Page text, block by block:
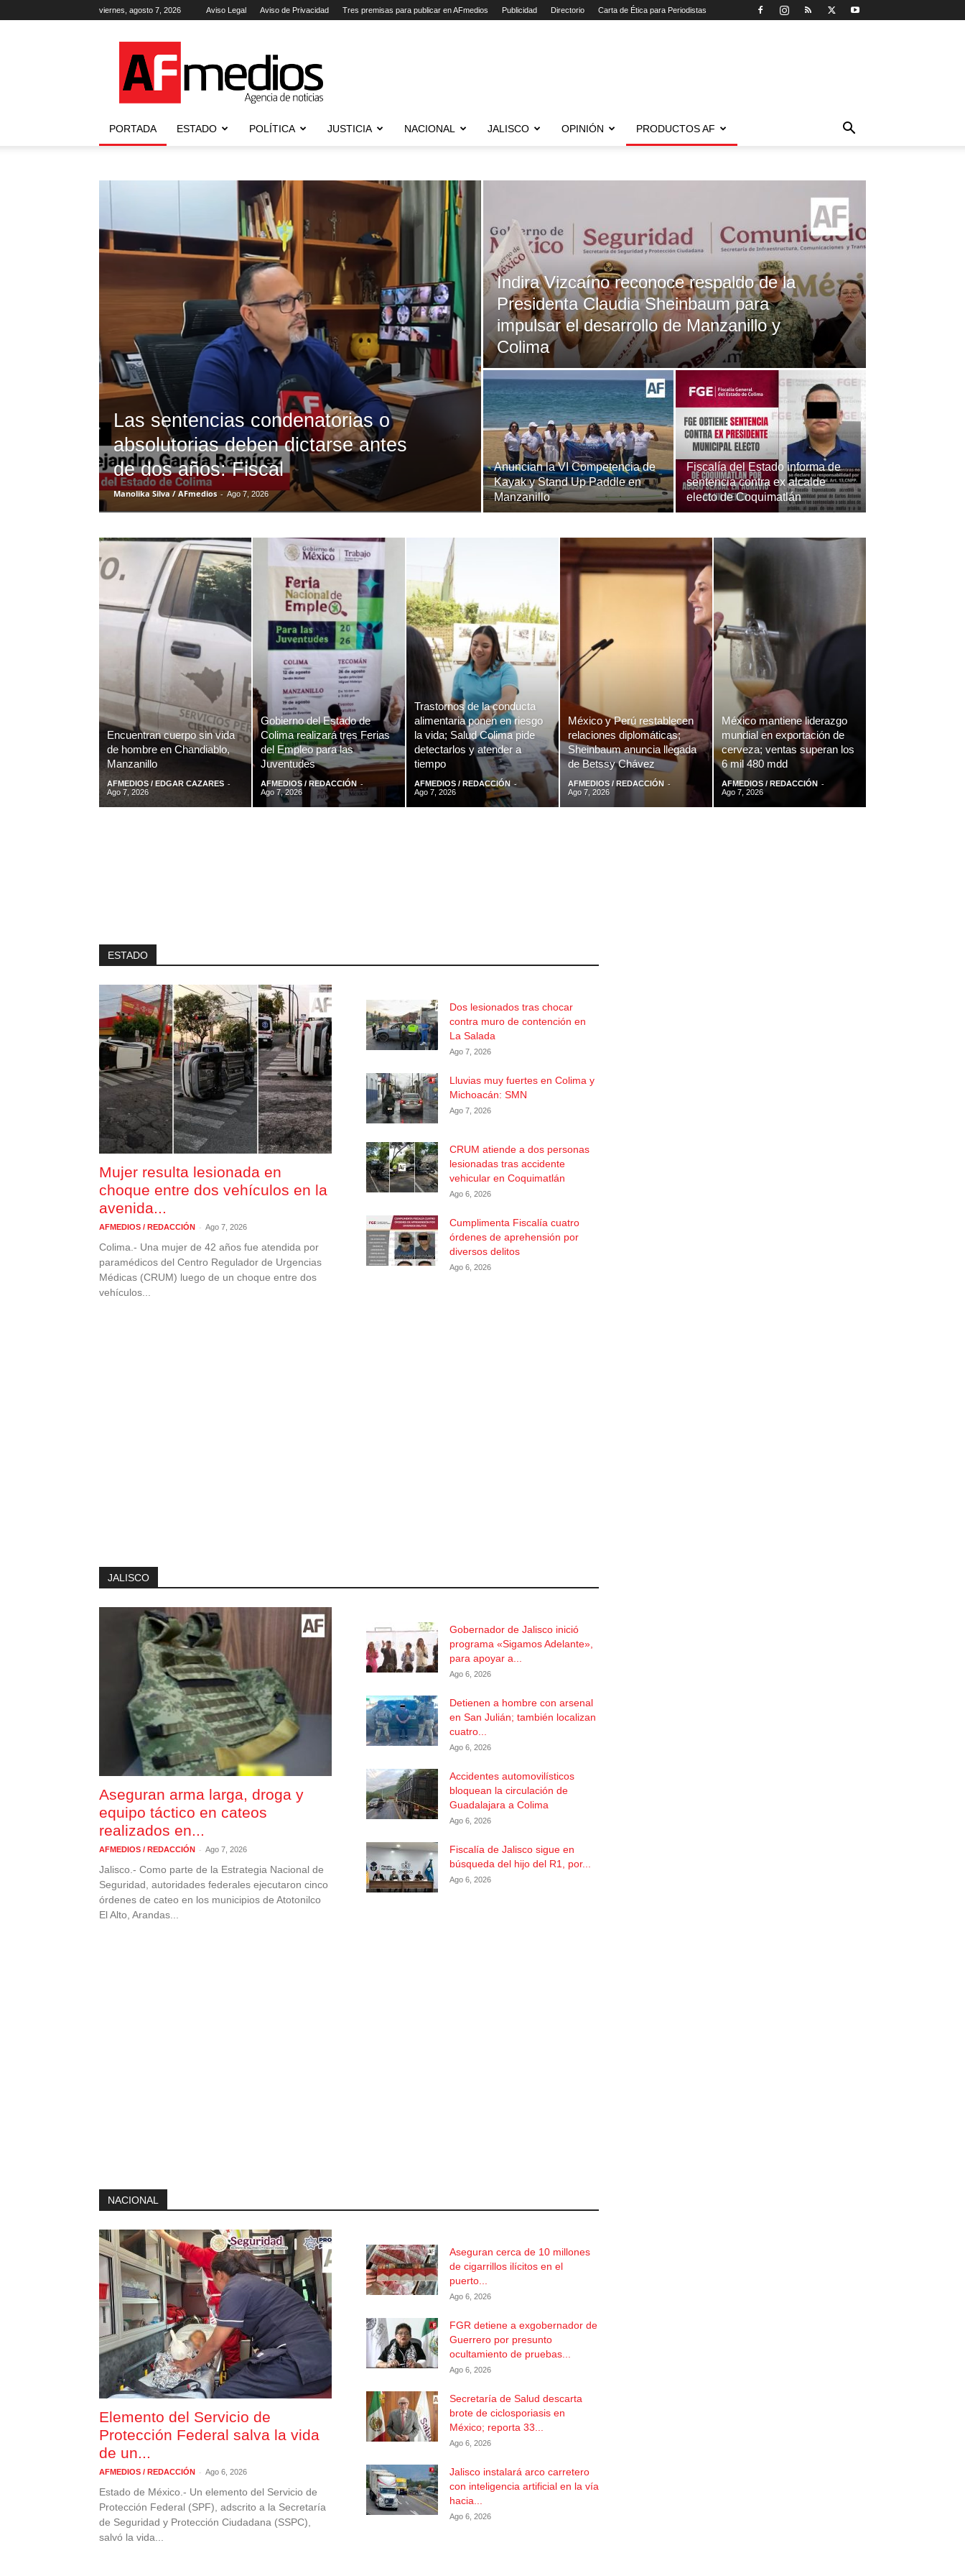
viernes, agosto 7, 2026 Aviso Legal Aviso de Privacidad Tres premisas para publicar en AFmedios Publicidad Directorio Carta de Ética para Periodistas
Agencia
de
Noticias
PORTADA
ESTADO POLÍTICA JUSTICIA NACIONAL JALISCO OPINIÓN PRODUCTOS AF
Las sentencias condenatorias o
absolutorias deben dictarse antes
de dos años: Fiscal
Manolika Silva / AFmedios - Ago 7, 2026
Indira Vizcaíno reconoce respaldo de la
Presidenta Claudia Sheinbaum para
impulsar el desarrollo de Manzanillo y
Colima
Anuncian la VI Competencia de
Kayak y Stand Up Paddle en
Manzanillo
Fiscalía del Estado informa de
sentencia contra ex alcalde
electo de Coquimatlán
Encuentran cuerpo sin vida
de hombre en Chandiablo,
Manzanillo
AFMEDIOS / EDGAR CAZARES -
Ago 7, 2026
Gobierno del Estado de
Colima realizará tres Ferias
del Empleo para las
Juventudes
AFMEDIOS / REDACCIÓN -
Ago 7, 2026
Trastornos de la conducta
alimentaria ponen en riesgo
la vida; Salud Colima pide
detectarlos y atender a
tiempo
AFMEDIOS / REDACCIÓN -
Ago 7, 2026
México y Perú restablecen
relaciones diplomáticas;
Sheinbaum anuncia llegada
de Betssy Chávez
AFMEDIOS / REDACCIÓN -
Ago 7, 2026
México mantiene liderazgo
mundial en exportación de
cerveza; ventas superan los
6 mil 480 mdd
AFMEDIOS / REDACCIÓN -
Ago 7, 2026
ESTADO
Mujer resulta lesionada en
choque entre dos vehículos en la
avenida...
AFMEDIOS / REDACCIÓN - Ago 7, 2026
Colima.- Una mujer de 42 años fue atendida por
paramédicos del Centro Regulador de Urgencias
Médicas (CRUM) luego de un choque entre dos
vehículos...
Dos lesionados tras chocar
contra muro de contención en
La Salada
Ago 7, 2026
Lluvias muy fuertes en Colima y
Michoacán: SMN
Ago 7, 2026
CRUM atiende a dos personas
lesionadas tras accidente
vehicular en Coquimatlán
Ago 6, 2026
Cumplimenta Fiscalía cuatro
órdenes de aprehensión por
diversos delitos
Ago 6, 2026
JALISCO
Aseguran arma larga, droga y
equipo táctico en cateos
realizados en...
AFMEDIOS / REDACCIÓN - Ago 7, 2026
Jalisco.- Como parte de la Estrategia Nacional de
Seguridad, autoridades federales ejecutaron cinco
órdenes de cateo en los municipios de Atotonilco
El Alto, Arandas...
Gobernador de Jalisco inició
programa «Sigamos Adelante»,
para apoyar a...
Ago 6, 2026
Detienen a hombre con arsenal
en San Julián; también localizan
cuatro...
Ago 6, 2026
Accidentes automovilísticos
bloquean la circulación de
Guadalajara a Colima
Ago 6, 2026
Fiscalía de Jalisco sigue en
búsqueda del hijo del R1, por...
Ago 6, 2026
NACIONAL
Elemento del Servicio de
Protección Federal salva la vida
de un...
AFMEDIOS / REDACCIÓN - Ago 6, 2026
Estado de México.- Un elemento del Servicio de
Protección Federal (SPF), adscrito a la Secretaría
de Seguridad y Protección Ciudadana (SSPC),
salvó la vida...
Aseguran cerca de 10 millones
de cigarrillos ilícitos en el
puerto...
Ago 6, 2026
FGR detiene a exgobernador de
Guerrero por presunto
ocultamiento de pruebas...
Ago 6, 2026
Secretaría de Salud descarta
brote de ciclosporiasis en
México; reporta 33...
Ago 6, 2026
Jalisco instalará arco carretero
con inteligencia artificial en la vía
hacia...
Ago 6, 2026